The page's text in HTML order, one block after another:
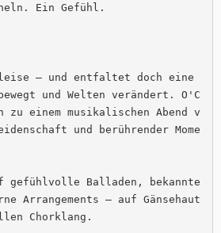
Ein Gefühl.
– und entfaltet doch eine
und Welten verändert. O'C
einem musikalischen Abend v
und berührender Mome
gefühlvolle Balladen, bekannte
Arrangements – auf Gänsehaut
Chorklang.